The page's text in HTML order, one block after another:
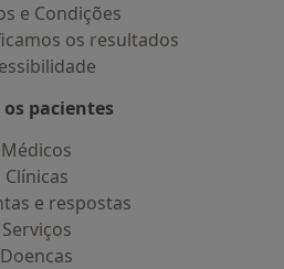
e Condições
os resultados
os pacientes
Médicos
Clínicas
e respostas
Serviços
Doencas